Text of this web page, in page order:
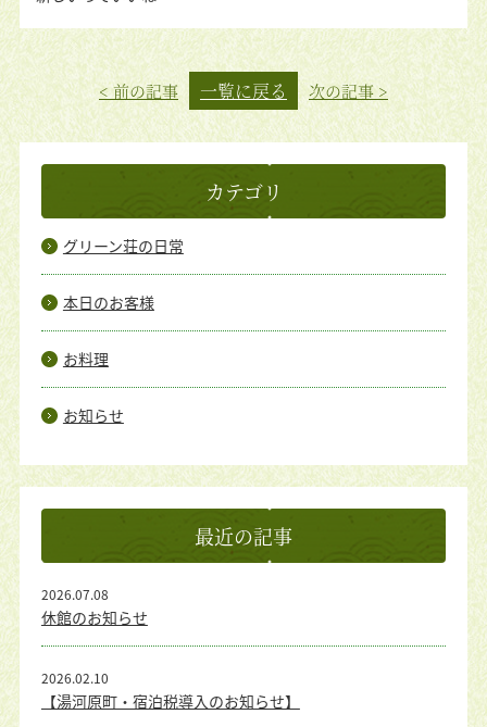
< 前の記事 一覧に戻る 次の記事 >
カテゴリ
グリーン荘の日常
本日のお客様
お料理
お知らせ
最近の記事
休館のお知らせ
2026.07.08
【湯河原町・宿泊税導入のお知らせ】
2026.02.10